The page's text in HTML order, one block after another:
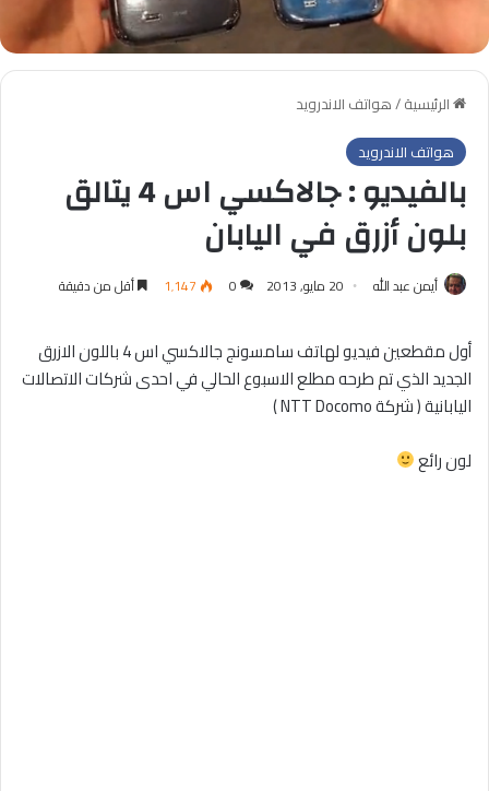
الرئيسية/هواتف الاندرويد
هواتف الاندرويد
بالفيديو : جالاكسي اس 4 يتالق
بلون أزرق في اليابان
أيمن عبد الله 20 مايو, 2013 0 1٬147 أقل من دقيقة
أول مقطعين فيديو لهاتف سامسونج جالاكسي اس 4 باللون الازرق
الجديد الذي تم طرحه مطلع الاسبوع الحالي في احدى شركات الاتصالات
اليابانية ( شركة NTT Docomo )
لون رائع